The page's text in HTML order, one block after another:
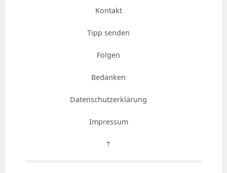
Kontakt
Tipp senden
Folgen
Bedanken
Datenschutzerklärung
Impressum
⇡